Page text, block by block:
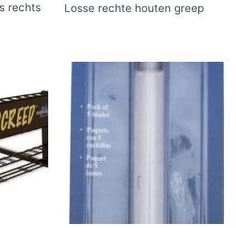
rechts
Losse rechte houten greep